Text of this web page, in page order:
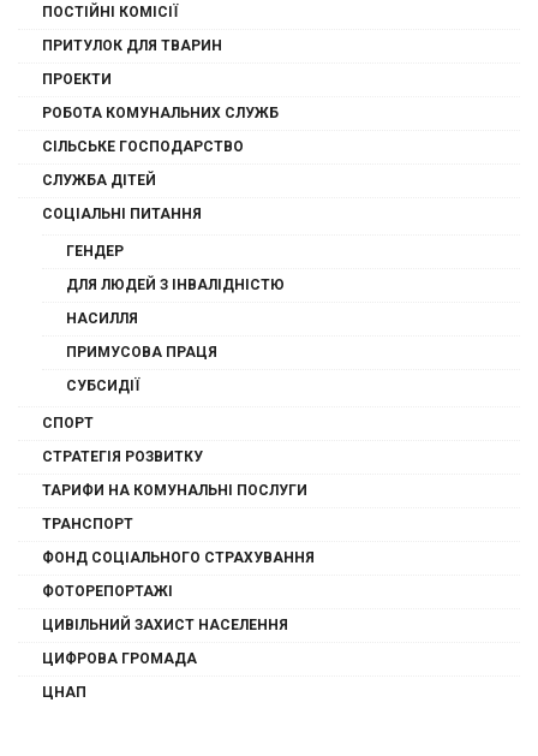
ПОСТІЙНІ КОМІСІЇ
ПРИТУЛОК ДЛЯ ТВАРИН
ПРОЕКТИ
РОБОТА КОМУНАЛЬНИХ СЛУЖБ
СІЛЬСЬКЕ ГОСПОДАРСТВО
СЛУЖБА ДІТЕЙ
СОЦІАЛЬНІ ПИТАННЯ
ГЕНДЕР
ДЛЯ ЛЮДЕЙ З ІНВАЛІДНІСТЮ
НАСИЛЛЯ
ПРИМУСОВА ПРАЦЯ
СУБСИДІЇ
СПОРТ
СТРАТЕГІЯ РОЗВИТКУ
ТАРИФИ НА КОМУНАЛЬНІ ПОСЛУГИ
ТРАНСПОРТ
ФОНД СОЦІАЛЬНОГО СТРАХУВАННЯ
ФОТОРЕПОРТАЖІ
ЦИВІЛЬНИЙ ЗАХИСТ НАСЕЛЕННЯ
ЦИФРОВА ГРОМАДА
ЦНАП